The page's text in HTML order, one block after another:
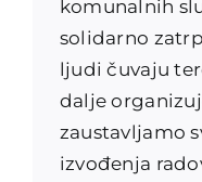
komunalnih
solidarno
ljudi čuvaju
dalje
zaustavljamo
izvođenja